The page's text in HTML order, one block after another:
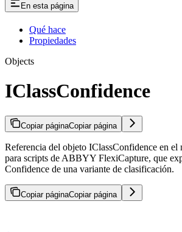
En esta página
Qué hace
Propiedades
Objects
IClassConfidence
Copiar páginaCopiar página
Referencia del objeto IClassConfidence en el
para scripts de ABBYY FlexiCapture, que
Confidence de una variante de clasificación.
Copiar páginaCopiar página